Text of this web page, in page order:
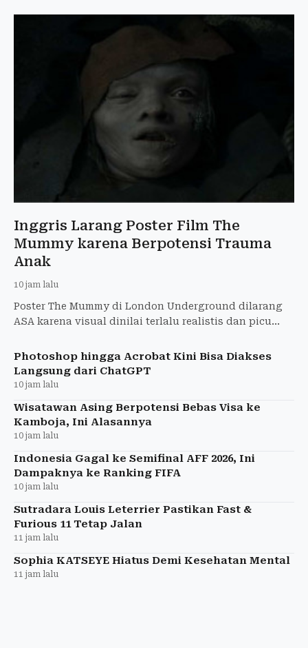
Inggris Larang Poster Film The
Mummy karena Berpotensi Trauma
Anak
10 jam lalu
Poster The Mummy di London Underground dilarang
ASA karena visual dinilai terlalu realistis dan picu
tarik iklan
Photoshop hingga Acrobat Kini Bisa Diakses
Langsung dari ChatGPT
10 jam lalu
Wisatawan Asing Berpotensi Bebas Visa ke
Kamboja, Ini Alasannya
10 jam lalu
Indonesia Gagal ke Semifinal AFF 2026, Ini
Dampaknya ke Ranking FIFA
10 jam lalu
Sutradara Louis Leterrier Pastikan Fast &
Furious 11 Tetap Jalan
11 jam lalu
Sophia KATSEYE Hiatus Demi Kesehatan Mental
11 jam lalu